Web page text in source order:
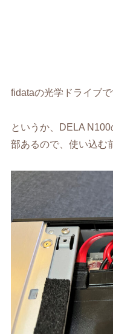
fidataの光学ドライブ
というか、DELA
部あるので、使い込む